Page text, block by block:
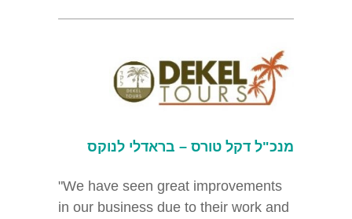
מנכ"ל דקל טורס – בראדלי לנוקס
"We have seen great improvements
in our business due to their work and